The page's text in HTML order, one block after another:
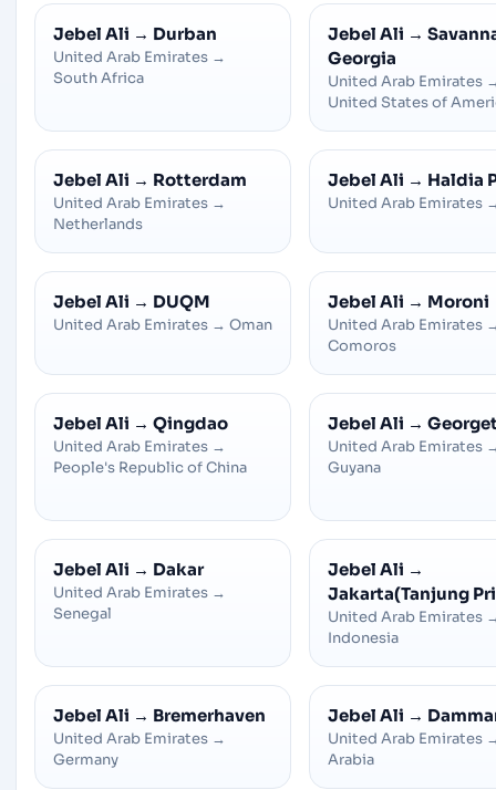
Jebel Ali → Durban
United Arab Emirates →
South Africa
Jebel Ali →
Georgia
United Arab Emirates
United States of
Jebel Ali → Rotterdam
United Arab Emirates →
Netherlands
Jebel Ali → Haldia
United Arab Emirates
Jebel Ali → DUQM
United Arab Emirates → Oman
Jebel Ali → Moroni
United Arab Emirates
Comoros
Jebel Ali → Qingdao
United Arab Emirates →
People's Republic of China
Jebel Ali →
United Arab Emirates
Guyana
Jebel Ali → Dakar
United Arab Emirates →
Senegal
Jebel Ali →
Jakarta(Tanjung
United Arab Emirates
Indonesia
Jebel Ali → Bremerhaven
United Arab Emirates →
Germany
Jebel Ali →
United Arab Emirates
Arabia